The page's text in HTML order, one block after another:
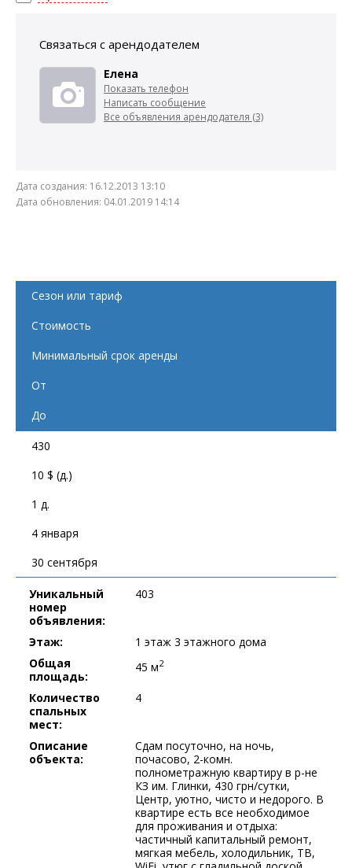
Связаться с арендодателем
Елена
Показать телефон
Написать сообщение
Все объявления арендодателя (3)
Дата создания: 16.12.2013 13:10
Дата обновления: 04.01.2019 14:14
Сезон или тариф
Стоимость
Минимальный срок аренды
От
До
430
10 $ (д.)
1 д.
4 января
30 сентября
Уникальный
номер
объявления:
403
Этаж:
1 этаж 3 этажного дома
Общая
площадь:
45 м2
Количество
спальных
мест:
4
Описание
объекта:
Сдам посуточно, на ночь,
почасово, 2-комн.
полнометражную квартиру в р-не
КЗ им. Глинки, 430 грн/сутки,
Центр, уютно, чисто и недорого. В
квартире есть все необходимое
для проживания и отдыха:
частичный капитальный ремонт,
мягкая мебель, холодильник, ТВ,